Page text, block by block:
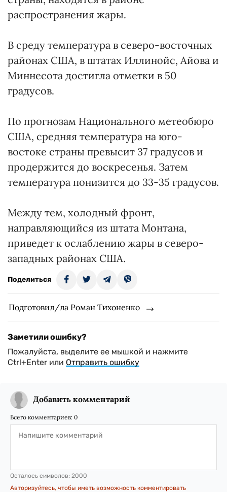
распространения жары.
В среду температура в северо-восточных
районах США, в штатах Иллинойс, Айова и
Миннесота достигла отметки в 50
градусов.
По прогнозам Национального метеобюро
США, средняя температура на юго-
востоке страны превысит 37 градусов и
продержится до воскресенья. Затем
температура понизится до 33-35 градусов.
Между тем, холодный фронт,
направляющийся из штата Монтана,
приведет к ослаблению жары в северо-
западных районах США.
Поделиться
Подготовил/ла Роман Тихоненко
Заметили ошибку?
Пожалуйста, выделите ее мышкой и нажмите
Ctrl+Enter или Отправить ошибку
Добавить комментарий
Всего комментариев: 0
Осталось символов: 2000
Авторизуйтесь, чтобы иметь возможность комментировать